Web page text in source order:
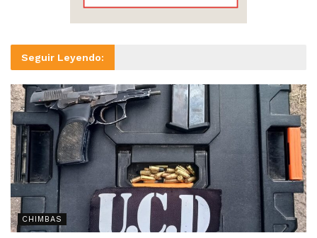
Seguir Leyendo:
CHIMBAS